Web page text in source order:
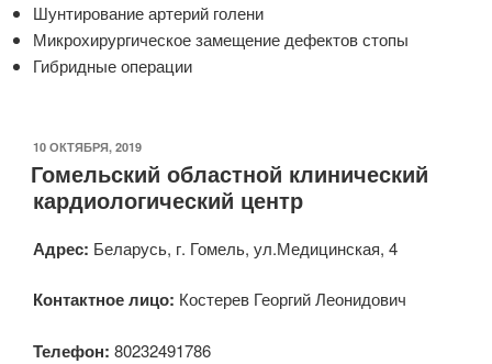
Шунтирование артерий голени
Микрохирургическое замещение дефектов стопы
Гибридные операции
ОПУБЛИКОВАНО
10 ОКТЯБРЯ, 2019
Гомельский областной клинический
кардиологический центр
Адрес: Беларусь, г. Гомель, ул.Медицинская, 4
Контактное лицо: Костерев Георгий Леонидович
Телефон: 80232491786